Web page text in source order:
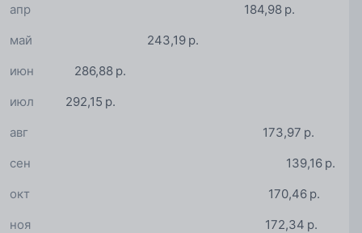
184,98 р.
апр
243,19 р.
май
286,88 р.
июн
292,15 р.
июл
173,97 р.
авг
139,16 р.
сен
170,46 р.
окт
172,34 р.
ноя